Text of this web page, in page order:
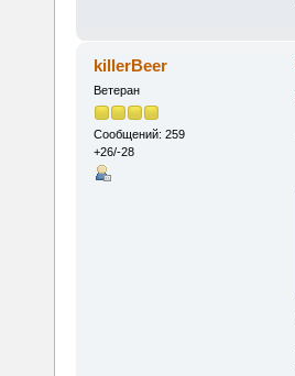
killerBeer
Ветеран
Сообщений: 259
+26/-28